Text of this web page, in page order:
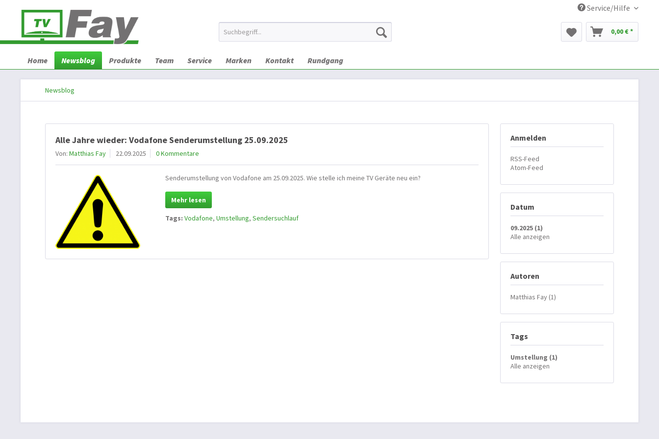
Service/Hilfe
0,00 € *
Home Newsblog Produkte Team Service Marken Kontakt Rundgang
Newsblog
Anmelden
RSS-Feed
Atom-Feed
Datum
09.2025 (1)
Alle anzeigen
Autoren
Matthias Fay (1)
Tags
Umstellung (1)
Alle anzeigen
Alle Jahre wieder: Vodafone Senderumstellung 25.09.2025
Von: Matthias Fay 22.09.2025 0 Kommentare
Senderumstellung von Vodafone am 25.09.2025. Wie stelle ich meine TV Geräte neu ein?
Mehr lesen
Tags: Vodafone,Umstellung,Sendersuchlauf